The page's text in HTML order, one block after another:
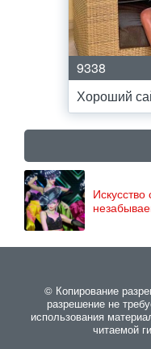
9338
Хороший
Искусство
© Копирование
разрешение не
использования
читаемой